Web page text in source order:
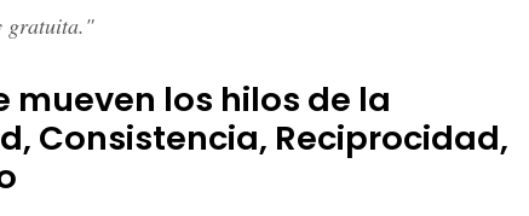
gratuita."
mueven los hilos de la
Consistencia, Reciprocidad,